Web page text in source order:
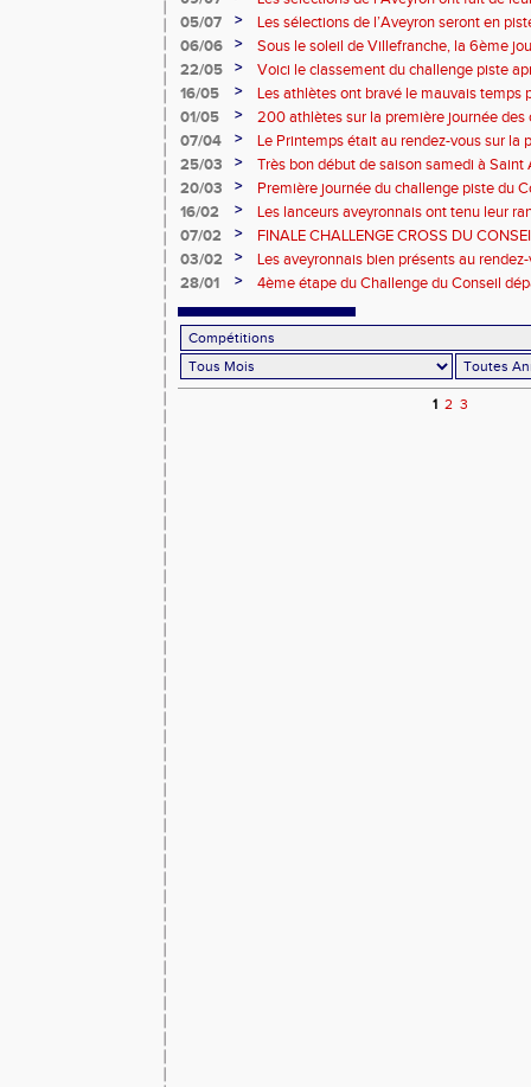
05/07
>
Les sélections de l’Aveyron seront en
06/06
>
Sous le soleil de Villefranche, la 6ème
promesses.
22/05 >
Voici le classement du challenge piste
16/05
>
Les athlètes ont bravé le mauvais temps
performances à Vabre.
01/05 >
200 athlètes sur la première journée
Rodez
07/04 >
Le Printemps était au rendez-vous sur la
25/03
>
Très bon début de saison samedi à Saint
20/03
>
Première journée du challenge piste du
à Saint Affrique
16/02 >
Les lanceurs aveyronnais ont tenu leur
07/02
>
FINALE CHALLENGE CROSS DU
L'AVEYRON.
03/02 >
Les aveyronnais bien présents au
28/01
>
4ème étape du Challenge du Conseil
1 2 3